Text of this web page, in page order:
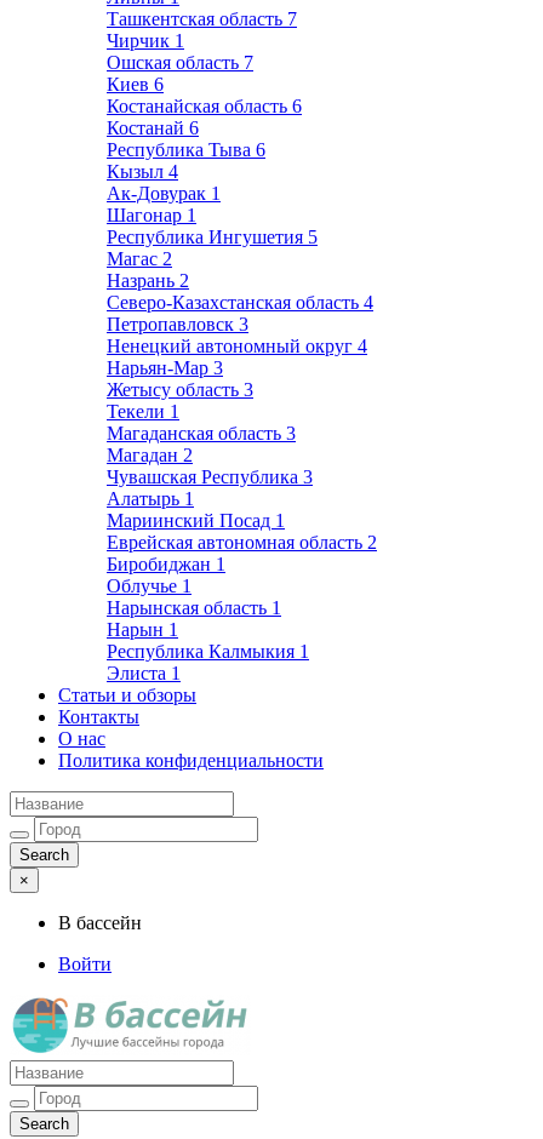
Ташкентская область 7
Чирчик 1
Ошская область 7
Киев 6
Костанайская область 6
Костанай 6
Республика Тыва 6
Кызыл 4
Ак-Довурак 1
Шагонар 1
Республика Ингушетия 5
Магас 2
Назрань 2
Северо-Казахстанская область 4
Петропавловск 3
Ненецкий автономный округ 4
Нарьян-Мар 3
Жетысу область 3
Текели 1
Магаданская область 3
Магадан 2
Чувашская Республика 3
Алатырь 1
Мариинский Посад 1
Еврейская автономная область 2
Биробиджан 1
Облучье 1
Нарынская область 1
Нарын 1
Республика Калмыкия 1
Элиста 1
Статьи и обзоры
Контакты
О нас
Политика конфиденциальности
×
В бассейн
Войти
Лучшие бассейны города